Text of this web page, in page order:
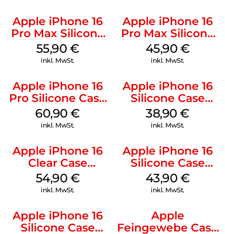
Apple iPhone 16
Pro Max Silicone
Case MagSafe
Stone Gray
55,90 €
inkl. MwSt.
Apple iPhone 16
Pro Max Silicone
Case MagSafe
Ultramarine
45,90 €
inkl. MwSt.
Apple iPhone 16
Pro Silicone Case
MagSafe Stone
Gray
60,90€
inkl. MwSt.
Apple iPhone 16
Silicone Case
MagSafe
Ultramarine
38,90€
inkl. MwSt.
Apple iPhone 16
Clear Case
MagSafe
Transparent
54,90 €
inkl. MwSt.
Apple iPhone 16
Silicone Case
MagSafe Plum
43,90 €
inkl. MwSt.
Apple iPhone 16
Silicone Case
Apple
Feingewebe Case